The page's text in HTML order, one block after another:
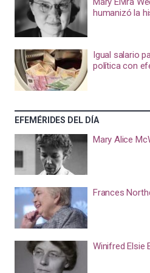
humanizó la
Igual salario
política con
EFEMÉRIDES DEL DÍA
Mary Alice
Frances
Winifred Elsie